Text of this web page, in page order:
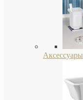
Аксессуары